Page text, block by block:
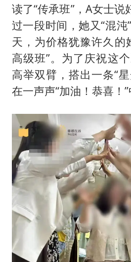
读了“传承班”，A女士说
过一段时间，她又“混
天，为价格犹豫许久的
高级班”。为了庆祝这
高举双臂，搭出一条“
在一声声“加油！恭喜！”